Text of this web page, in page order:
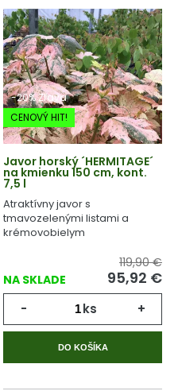
-20% Zľava
CENOVÝ HIT!
Javor horský ´HERMITAGE´
na kmienku 150 cm, kont.
7,5 l
Atraktívny javor s
tmavozelenými listami a
krémovobielym
NA SKLADE
119,90 €
95,92 €
- ks +
DO KOŠÍKA